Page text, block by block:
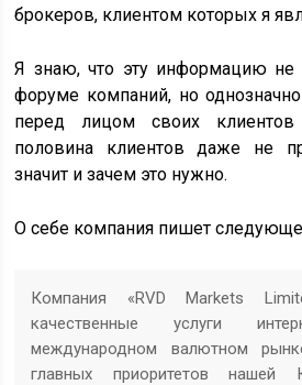
брокеров, клиентом которых я
Я знаю, что эту информацию не
форуме компаний, но
перед лицом своих
половина клиентов даже не
значит и зачем это нужно.
О себе компания пишет
Компания «RVD Markets
качественные услуги
международном валютном
главных приоритетов нашей